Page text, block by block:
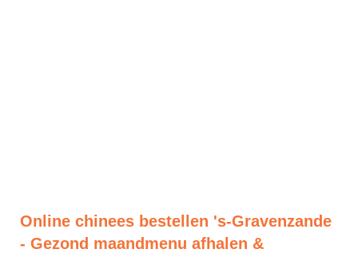
Online chinees bestellen 's-Gravenzande
- Gezond maandmenu afhalen &